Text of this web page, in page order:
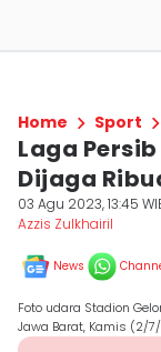
Home Sport
Laga
Dijaga
03 Agu 2023, 13:45
Azzis Zulkhairil
News
Foto udara Stadion
Jawa Barat, Kamis (2/